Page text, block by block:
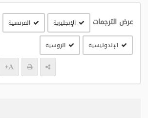
عرض الترجمات الإنجليزية الفرنسية
الإندونيسية الروسية
+